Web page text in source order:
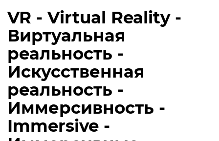
VR - Virtual Reality -
Виртуальная
реальность -
Искусственная
реальность -
Иммерсивность -
Immersive -